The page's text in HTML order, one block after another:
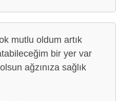
mutlu oldum artık
bir yer var
ağzınıza sağlık